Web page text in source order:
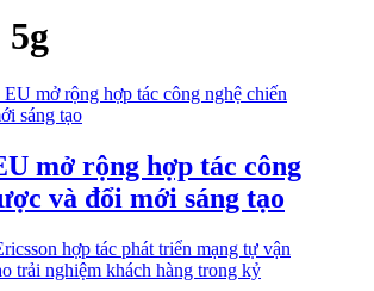
mở rộng hợp tác công
và đổi mới sáng tạo